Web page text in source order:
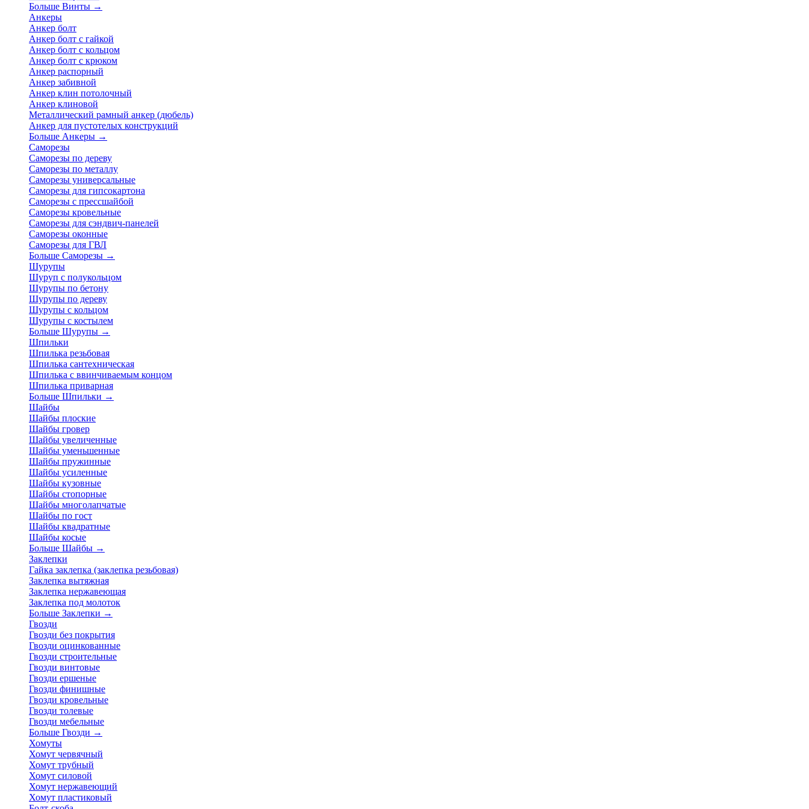
Больше Винты →
Анкеры
Анкер болт
Анкер болт с гайкой
Анкер болт с кольцом
Анкер болт с крюком
Анкер распорный
Анкер забивной
Анкер клин потолочный
Анкер клиновой
Металлический рамный анкер (дюбель)
Анкер для пустотелых конструкций
Больше Анкеры →
Саморезы
Саморезы по дереву
Саморезы по металлу
Саморезы универсальные
Саморезы для гипсокартона
Саморезы с прессшайбой
Саморезы кровельные
Саморезы для сэндвич-панелей
Саморезы оконные
Саморезы для ГВЛ
Больше Саморезы →
Шурупы
Шуруп с полукольцом
Шурупы по бетону
Шурупы по дереву
Шурупы с кольцом
Шурупы с костылем
Больше Шурупы →
Шпильки
Шпилька резьбовая
Шпилька сантехническая
Шпилька с ввинчиваемым концом
Шпилька приварная
Больше Шпильки →
Шайбы
Шайбы плоские
Шайбы гровер
Шайбы увеличенные
Шайбы уменьшенные
Шайбы пружинные
Шайбы усиленные
Шайбы кузовные
Шайбы стопорные
Шайбы многолапчатые
Шайбы по гост
Шайбы квадратные
Шайбы косые
Больше Шайбы →
Заклепки
Гайка заклепка (заклепка резьбовая)
Заклепка вытяжная
Заклепка нержавеющая
Заклепка под молоток
Больше Заклепки →
Гвозди
Гвозди без покрытия
Гвозди оцинкованные
Гвозди строительные
Гвозди винтовые
Гвозди ершеные
Гвозди финишные
Гвозди кровельные
Гвозди толевые
Гвозди мебельные
Больше Гвозди →
Хомуты
Хомут червячный
Хомут трубный
Хомут силовой
Хомут нержавеющий
Хомут пластиковый